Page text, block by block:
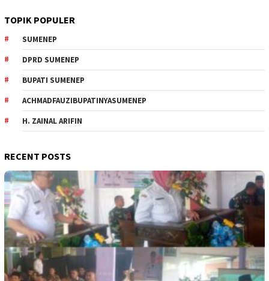
TOPIK POPULER
SUMENEP
DPRD SUMENEP
BUPATI SUMENEP
ACHMADFAUZIBUPATINYASUMENEP
H. ZAINAL ARIFIN
RECENT POSTS